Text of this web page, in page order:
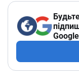
Google